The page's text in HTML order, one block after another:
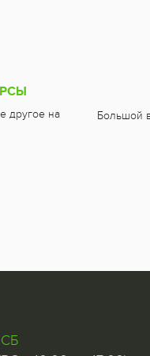
другое на
Большой